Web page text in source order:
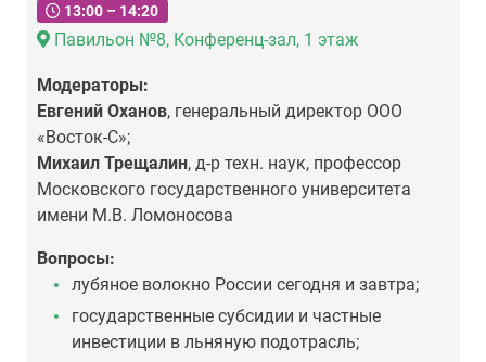
13:00 – 14:20
Павильон №8, Конференц-зал, 1 этаж
Модераторы:
Евгений Оханов, генеральный директор ООО
«Восток-С»;
Михаил Трещалин, д-р техн. наук, профессор
Московского государственного университета
имени М.В. Ломоносова
Вопросы:
лубяное волокно России сегодня и завтра;
государственные субсидии и частные
инвестиции в льняную подотрасль;